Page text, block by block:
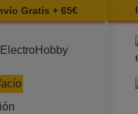
Gratis + 65€